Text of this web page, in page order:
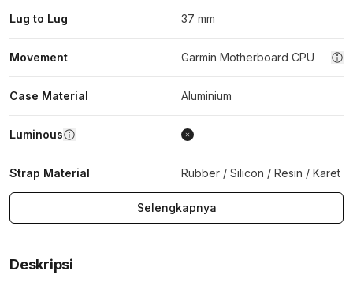
Lug to Lug 37 mm
Movement Garmin Motherboard CPU
Case Material Aluminium
Luminous
Strap Material Rubber / Silicon / Resin / Karet
Selengkapnya
Deskripsi